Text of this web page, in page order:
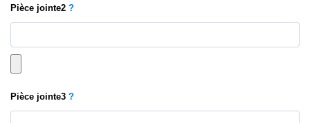
Pièce jointe2 ?
Pièce jointe3 ?